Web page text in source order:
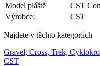
Model pláště
CST
Výrobce:
CST
Najdete v těchto kategoriích
Gravel, Cross, Trek,
CST